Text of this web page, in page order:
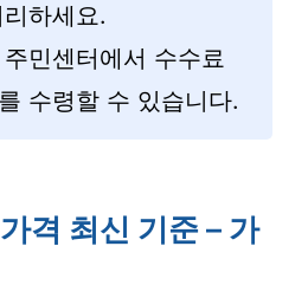
하세요.
민센터에서 수수료
수령할 수 있습니다.
격 최신 기준 – 가